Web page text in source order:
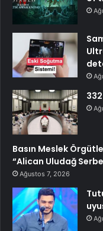
Basın Meslek
“Alican Uludağ
Ağustos 7, 2026